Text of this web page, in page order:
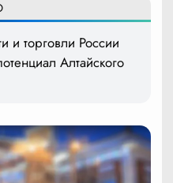
и торговли России
Алтайского